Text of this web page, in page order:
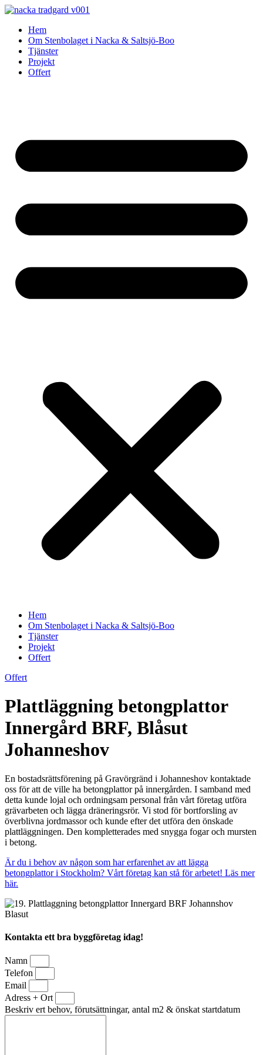
Skip
contentHem
Om Stenbolaget i Nacka & Saltsjö-Boo
Tjänster
Projekt
Offert
Hem
Om Stenbolaget i Nacka & Saltsjö-Boo
Tjänster
Projekt
Offert
Offert
Plattläggning betongplattor
Innergård BRF, Blåsut
Johanneshov
En bostadsrättsförening på Gravörgränd i Johanneshov kontaktade
oss för att de ville ha betongplattor på innergården. I samband med
detta kunde lojal och ordningsam personal från vårt företag utföra
grävarbeten och lägga dräneringsrör. Vi stod för bortforsling av
överblivna jordmassor och kunde efter det utföra den önskade
plattläggningen. Den kompletterades med snygga fogar och mursten
i betong.
Är du i behov av någon som har erfarenhet av att lägga
betongplattor i Stockholm? Vårt företag kan stå för arbetet! Läs mer
här.
Kontakta ett bra byggföretag idag!
Namn
Telefon
Email
Adress + Ort
Beskriv ert behov, förutsättningar, antal m2 & önskat startdatum